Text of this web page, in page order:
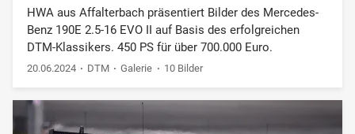
HWA aus Affalterbach präsentiert Bilder des Mercedes-
Benz 190E 2.5-16 EVO II auf Basis des erfolgreichen
DTM-Klassikers. 450 PS für über 700.000 Euro.
20.06.2024 DTM Galerie 10 Bilder